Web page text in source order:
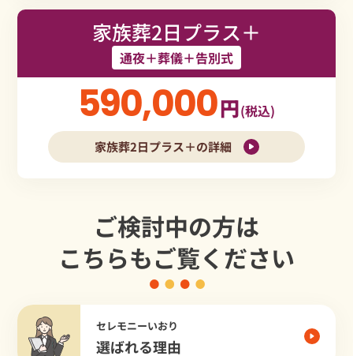
家族葬2日プラス＋
通夜＋葬儀＋告別式
590,000円(税込)
家族葬2日プラス＋の詳細
ご検討中の方は
こちらもご覧ください
セレモニーいおり
選ばれる理由